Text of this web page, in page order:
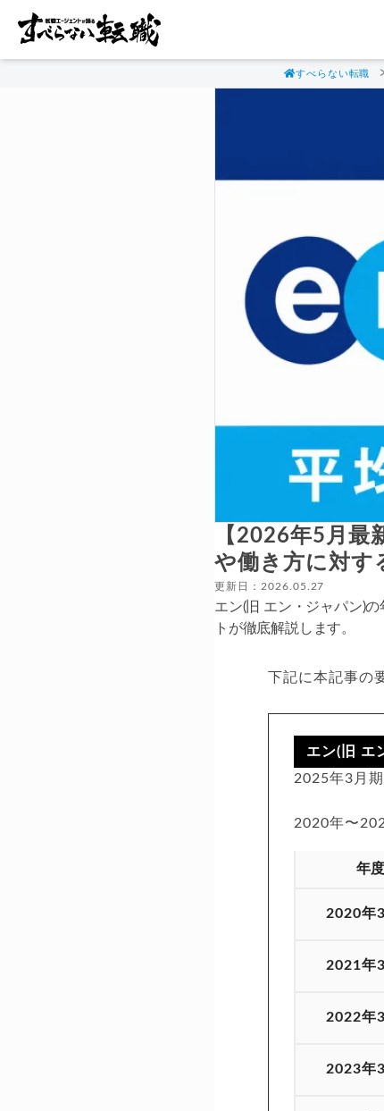
すべらない転職
【2026年5月最
や働き方に対す
更新日：2026.05.27
エン(旧 エン・ジャパン)
トが徹底解説します。
下記に本記事の
エン(旧 エ
2025年3月
2020年〜
年度
2020年
2021年
2022年
2023年